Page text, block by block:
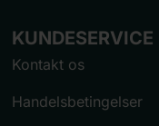
KUNDESERVICE
Kontakt os
Handelsbetingelser